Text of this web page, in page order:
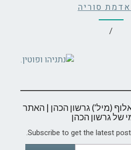
סוריה
/
(מיל') גרשון הכהן | האתר
של גרשון הכהן
Subscribe to get the latest